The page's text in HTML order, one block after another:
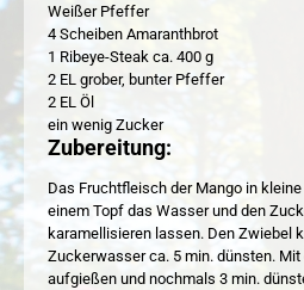
Weißer Pfeffer
4 Scheiben Amaranthbrot
1 Ribeye-Steak ca. 400 g
2 EL grober, bunter Pfeffer
2 EL Öl
ein wenig Zucker
Zubereitung:
Das Fruchtfleisch der Mango in
einem Topf das Wasser und den
karamellisieren lassen. Den Zwiebel
Zuckerwasser ca. 5 min. dünsten.
aufgießen und nochmals 3 min.